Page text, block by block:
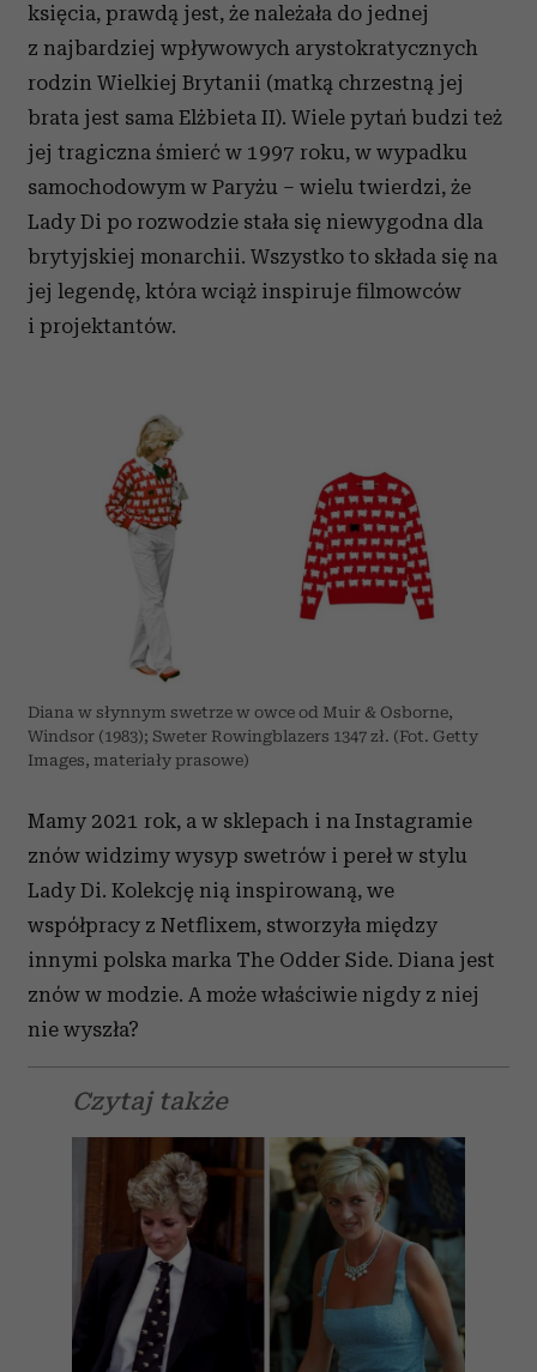
księcia, prawdą jest, że należała do jednej
z najbardziej wpływowych arystokratycznych
rodzin Wielkiej Brytanii (matką chrzestną jej
brata jest sama Elżbieta II). Wiele pytań budzi też
jej tragiczna śmierć w 1997 roku, w wypadku
samochodowym w Paryżu – wielu twierdzi, że
Lady Di po rozwodzie stała się niewygodna dla
brytyjskiej monarchii. Wszystko to składa się na
jej legendę, która wciąż inspiruje filmowców
i projektantów.
Diana w słynnym swetrze w owce od Muir & Osborne,
Windsor (1983); Sweter Rowingblazers 1347 zł. (Fot. Getty
Images, materiały prasowe)
Mamy 2021 rok, a w sklepach i na Instagramie
znów widzimy wysyp swetrów i pereł w stylu
Lady Di. Kolekcję nią inspirowaną, we
współpracy z Netflixem, stworzyła między
innymi polska marka The Odder Side. Diana jest
znów w modzie. A może właściwie nigdy z niej
nie wyszła?
Czytaj także